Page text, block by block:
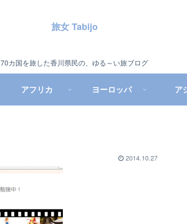
旅女 Tabijo
70カ国を旅した香川県民の、ゆる～い旅ブログ
アフリカ ヨーロッパ ア
2014.10.27